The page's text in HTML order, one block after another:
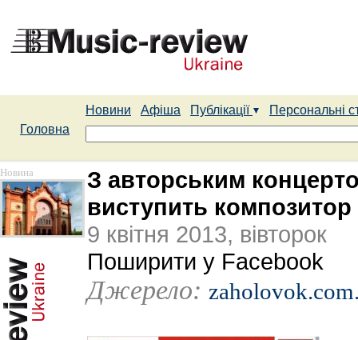
Новини Афіша Публікації
Персональні
Головна
Новина
З авторським
виступить композитор
9 квітня 2013, вівторок
Поширити у Facebook
Джерело: